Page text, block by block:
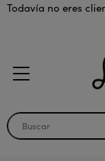
Todavía no eres